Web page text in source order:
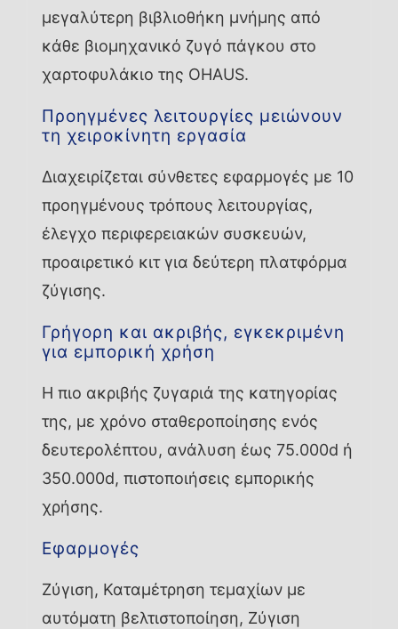
μεγαλύτερη βιβλιοθήκη μνήμης από
κάθε βιομηχανικό ζυγό πάγκου στο
χαρτοφυλάκιο της OHAUS.
Προηγμένες λειτουργίες μειώνουν
τη χειροκίνητη εργασία
Διαχειρίζεται σύνθετες εφαρμογές με 10
προηγμένους τρόπους λειτουργίας,
έλεγχο περιφερειακών συσκευών,
προαιρετικό κιτ για δεύτερη πλατφόρμα
ζύγισης.
Γρήγορη και ακριβής, εγκεκριμένη
για εμπορική χρήση
Η πιο ακριβής ζυγαριά της κατηγορίας
της, με χρόνο σταθεροποίησης ενός
δευτερολέπτου, ανάλυση έως 75.000d ή
350.000d, πιστοποιήσεις εμπορικής
χρήσης.
Εφαρμογές
Ζύγιση, Καταμέτρηση τεμαχίων με
αυτόματη βελτιστοποίηση, Ζύγιση